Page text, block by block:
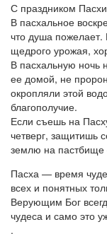
С праздником
В пасхальное
что душа
щедрого урожая,
В пасхальную ночь
ее домой, не
окропляли этой
благополучие.
Если съешь на
четверг, защитишь
землю на пастбище
Пасха — время
всех и понятных
Верующим Бог
чудеса и само это
.